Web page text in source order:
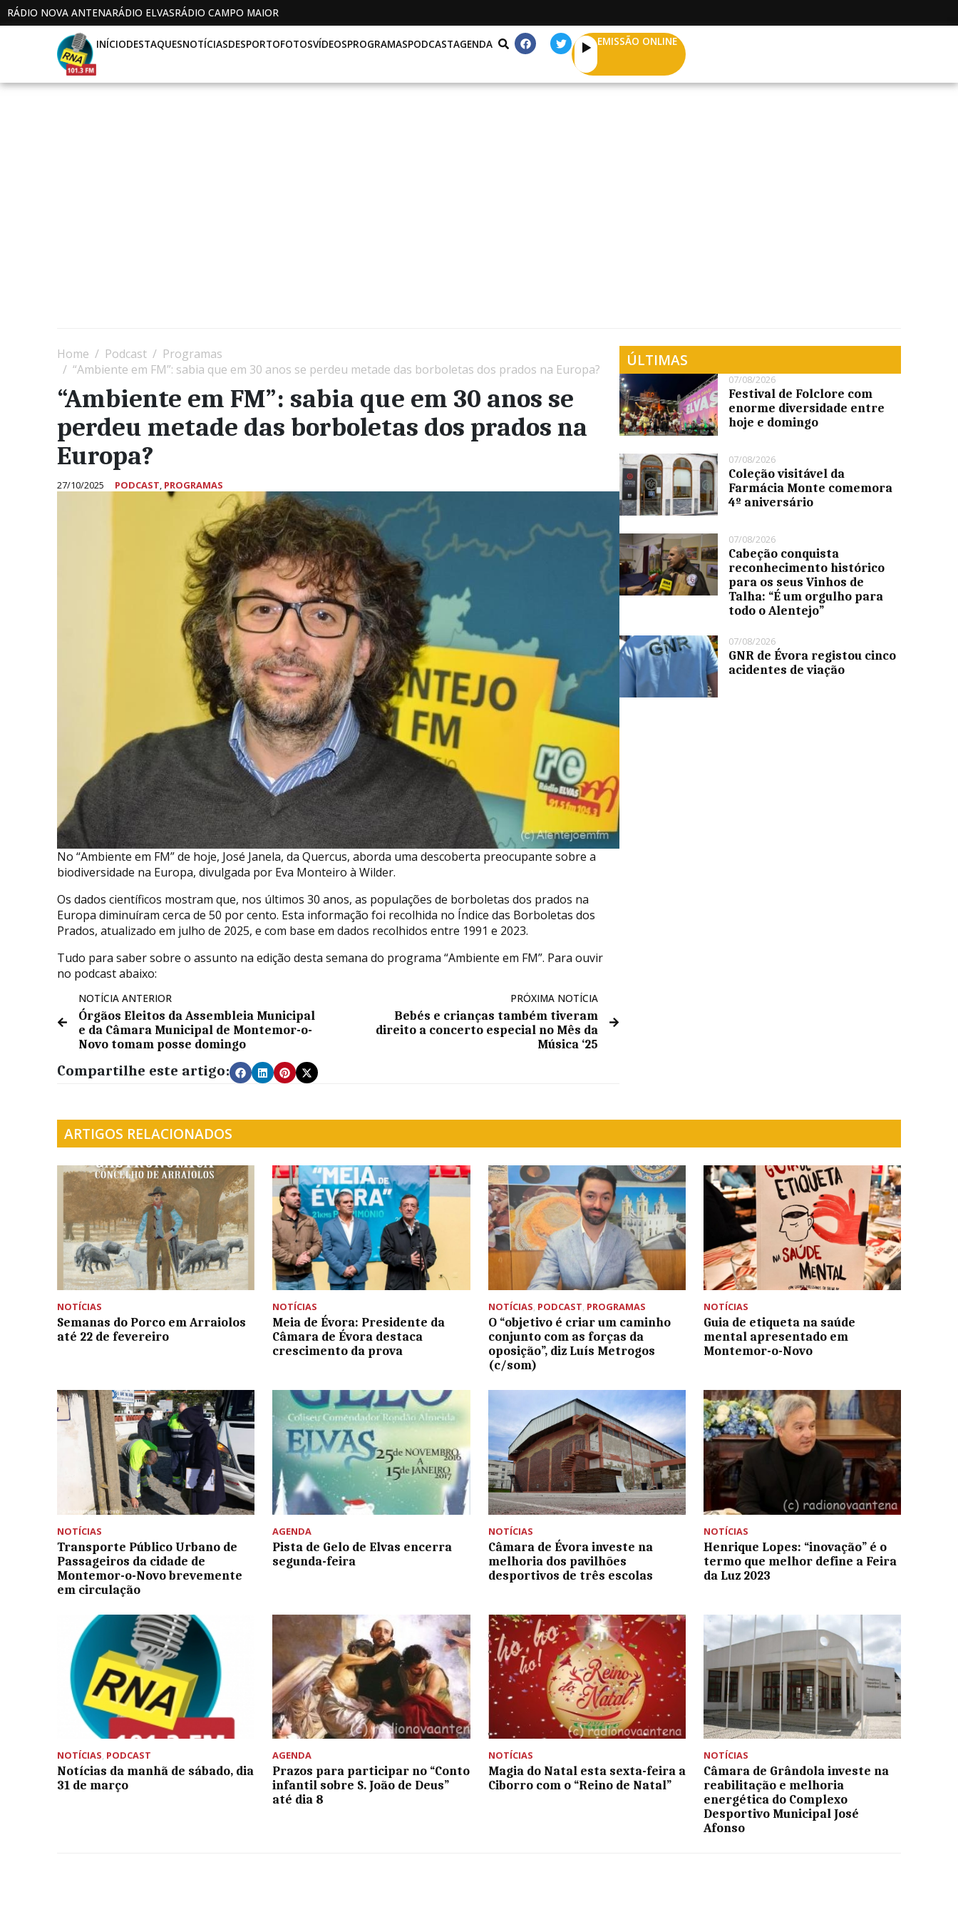
RÁDIO NOVA ANTENARÁDIO ELVASRÁDIO CAMPO MAIOR
INÍCIODESTAQUESNOTÍCIASDESPORTOFOTOSVÍDEOSPROGRAMASPODCASTAGENDA EMISSÃO ONLINE
Home Podcast
Programas
“Ambiente em FM”: sabia que em 30 anos se perdeu metade das borboletas dos prados na Europa?
“Ambiente em FM”: sabia que em 30 anos se
perdeu metade das borboletas dos prados na
Europa?
27/10/2025 PODCAST, PROGRAMAS
No “Ambiente em FM” de hoje, José Janela, da Quercus, aborda uma descoberta preocupante sobre a
biodiversidade na Europa, divulgada por Eva Monteiro à Wilder.
Os dados científicos mostram que, nos últimos 30 anos, as populações de borboletas dos prados na
Europa diminuíram cerca de 50 por cento. Esta informação foi recolhida no Índice das Borboletas dos
Prados, atualizado em julho de 2025, e com base em dados recolhidos entre 1991 e 2023.
Tudo para saber sobre o assunto na edição desta semana do programa “Ambiente em FM”. Para ouvir
no podcast abaixo:
NOTÍCIA ANTERIOR
Órgãos Eleitos da Assembleia Municipal
e da Câmara Municipal de Montemor-o-
Novo tomam posse domingo
PRÓXIMA NOTÍCIA
Bebés e crianças também tiveram
direito a concerto especial no Mês da
Música ‘25
Compartilhe este artigo:
ÚLTIMAS
07/08/2026
Festival de Folclore com
enorme diversidade entre
hoje e domingo
07/08/2026
Coleção visitável da
Farmácia Monte comemora
4º aniversário
07/08/2026
Cabeção conquista
reconhecimento histórico
para os seus Vinhos de
Talha: “É um orgulho para
todo o Alentejo”
07/08/2026
GNR de Évora registou cinco
acidentes de viação
ARTIGOS RELACIONADOS
NOTÍCIAS
Semanas do Porco em Arraiolos
até 22 de fevereiro
NOTÍCIAS
Meia de Évora: Presidente da
Câmara de Évora destaca
crescimento da prova
NOTÍCIAS, PODCAST, PROGRAMAS
O “objetivo é criar um caminho
conjunto com as forças da
oposição”, diz Luís Metrogos
(c/som)
NOTÍCIAS
Guia de etiqueta na saúde
mental apresentado em
Montemor-o-Novo
NOTÍCIAS
Transporte Público Urbano de
Passageiros da cidade de
Montemor-o-Novo brevemente
em circulação
AGENDA
Pista de Gelo de Elvas encerra
segunda-feira
NOTÍCIAS
Câmara de Évora investe na
melhoria dos pavilhões
desportivos de três escolas
NOTÍCIAS
Henrique Lopes: “inovação” é o
termo que melhor define a Feira
da Luz 2023
NOTÍCIAS, PODCAST
Notícias da manhã de sábado, dia
31 de março
AGENDA
Prazos para participar no “Conto
infantil sobre S. João de Deus”
até dia 8
NOTÍCIAS
Magia do Natal esta sexta-feira a
Ciborro com o “Reino de Natal”
NOTÍCIAS
Câmara de Grândola investe na
reabilitação e melhoria
energética do Complexo
Desportivo Municipal José
Afonso